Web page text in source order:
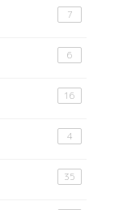
7
6
16
4
35